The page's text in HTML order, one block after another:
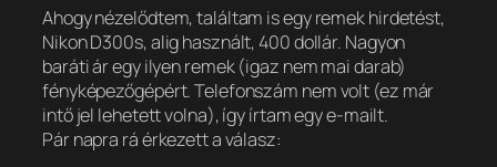
Ahogy nézelődtem, találtam is egy remek hirdetést,
Nikon D300s, alig használt, 400 dollár. Nagyon
baráti ár egy ilyen remek (igaz nem mai darab)
fényképezőgépért. Telefonszám nem volt (ez már
intő jel lehetett volna), így írtam egy e-mailt.
Pár napra rá érkezett a válasz: